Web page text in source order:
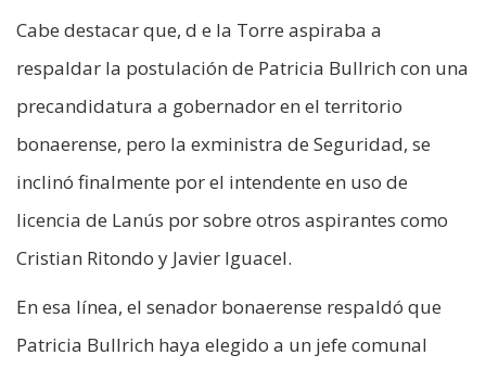
Cabe destacar que, d e la Torre aspiraba a
respaldar la postulación de Patricia Bullrich con una
precandidatura a gobernador en el territorio
bonaerense, pero la exministra de Seguridad, se
inclinó finalmente por el intendente en uso de
licencia de Lanús por sobre otros aspirantes como
Cristian Ritondo y Javier Iguacel.
En esa línea, el senador bonaerense respaldó que
Patricia Bullrich haya elegido a un jefe comunal